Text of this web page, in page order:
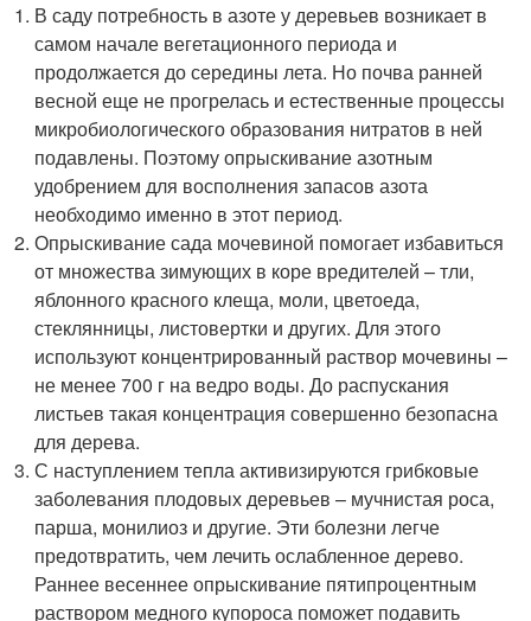
В саду потребность в азоте у деревьев возникает в
самом начале вегетационного периода и
продолжается до середины лета. Но почва ранней
весной еще не прогрелась и естественные процессы
микробиологического образования нитратов в ней
подавлены. Поэтому опрыскивание азотным
удобрением для восполнения запасов азота
необходимо именно в этот период.
Опрыскивание сада мочевиной помогает избавиться
от множества зимующих в коре вредителей – тли,
яблонного красного клеща, моли, цветоеда,
стеклянницы, листовертки и других. Для этого
используют концентрированный раствор мочевины –
не менее 700 г на ведро воды. До распускания
листьев такая концентрация совершенно безопасна
для дерева.
С наступлением тепла активизируются грибковые
заболевания плодовых деревьев – мучнистая роса,
парша, монилиоз и другие. Эти болезни легче
предотвратить, чем лечить ослабленное дерево.
Раннее весеннее опрыскивание пятипроцентным
раствором медного купороса поможет подавить